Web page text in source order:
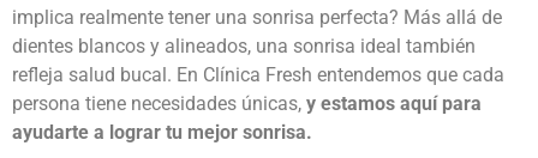
implica realmente tener una sonrisa perfecta? Más allá de
dientes blancos y alineados, una sonrisa ideal también
refleja salud bucal. En Clínica Fresh entendemos que cada
persona tiene necesidades únicas, y estamos aquí para
ayudarte a lograr tu mejor sonrisa.